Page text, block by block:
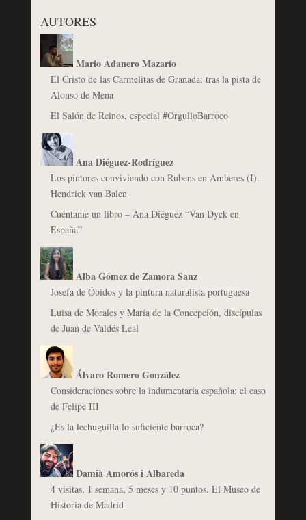
AUTORES
Mario Adanero Mazarío
El Cristo de las Carmelitas de Granada: tras la pista de
Alonso de Mena
El Salón de Reinos, especial #OrgulloBarroco
Ana Diéguez-Rodríguez
Los pintores conviviendo con Rubens en Amberes (I).
Hendrick van Balen
Cuéntame un libro – Ana Diéguez “Van Dyck en
España”
Alba Gómez de Zamora Sanz
Josefa de Óbidos y la pintura naturalista portuguesa
Luisa de Morales y María de la Concepción, discípulas
de Juan de Valdés Leal
Álvaro Romero González
Consideraciones sobre la indumentaria española: el caso
de Felipe III
¿Es la lechuguilla lo suficiente barroca?
Damià Amorós i Albareda
4 visitas, 1 semana, 5 meses y 10 puntos. El Museo de
Historia de Madrid